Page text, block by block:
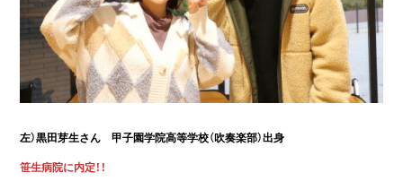
左）黒田芽生さん 甲子園学院高等学校（吹奏楽部）出身
笹生病院に内定！！